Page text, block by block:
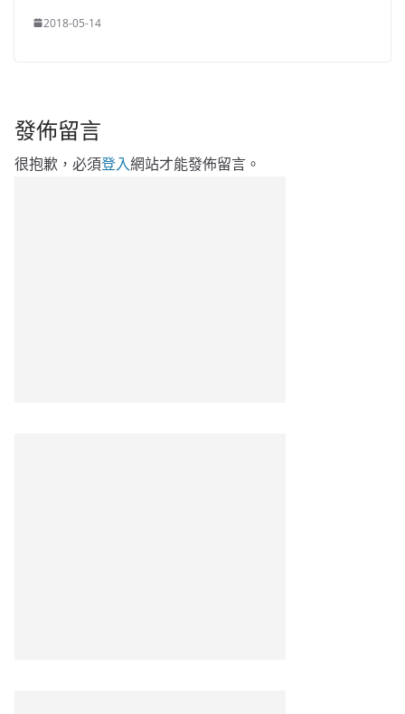
2018-05-14
發佈留言
很抱歉，必須登入網站才能發佈留言。